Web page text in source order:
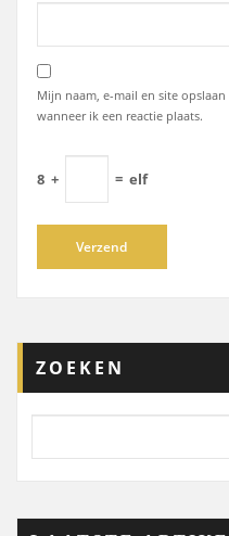
Mijn naam, e-mail en site
wanneer ik een reactie plaats.
8 + = elf
ZOEKEN